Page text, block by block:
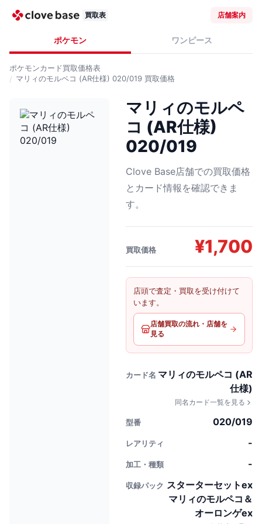
買取表 店舗案内
ポケモン ワンピース
ポケモンカード買取価格表
マリィのモルペコ (AR仕様) 020/019 買取価格
マリィのモルペ
コ (AR仕様)
020/019
Clove Base店舗での買取価格
とカード情報を確認できま
す。
買取価格 ¥1,700
店頭で査定・買取を受け付けて
います。
店舗買取の流れ・店舗を
見る
カード名 マリィのモルペコ (AR
仕様)
同名カード一覧を見る
型番 020/019
レアリティ -
加工・種類 -
収録パック スターターセットex
マリィのモルペコ＆
オーロンゲex